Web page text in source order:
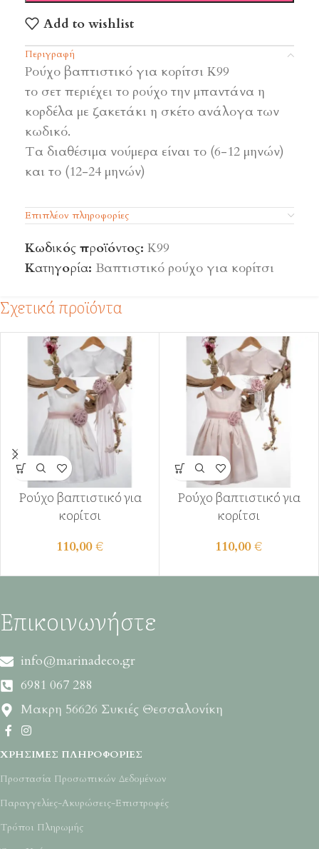
Add to wishlist
Περιγραφή
Ρούχο βαπτιστικό για κορίτσι Κ99
το σετ περιέχει το ρούχο την μπαντάνα η
κορδέλα με ζακετάκι η σκέτο ανάλογα των
κωδικό.
Τα διαθέσιμα νούμερα είναι το (6-12 μηνών)
και το (12-24 μηνών)
Επιπλέον πληροφορίες
Κωδικός προϊόντος: Κ99
Κατηγορία: Βαπτιστικό ρούχο για κορίτσι
Σχετικά προϊόντα
Ρούχο βαπτιστικό για
κορίτσι
110,00€
Ρούχο βαπτιστικό για
κορίτσι
110,00€
Επικοινωνήστε
info@marinadeco.gr
6981 067 288
Μακρη 56626 Συκιές Θεσσαλονίκη
ΧΡΉΣΙΜΕΣ ΠΛΗΡΟΦΟΡΊΕΣ
Προστασία Προσωπικών Δεδομένων
Παραγγελίες-Ακυρώσεις-Επιστροφές
Τρόποι Πληρωμής